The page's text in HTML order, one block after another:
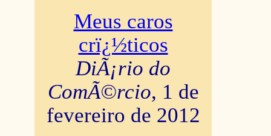
Meus caros
crï¿½ticos
DiÃ¡rio do
ComÃ©rcio, 1 de
fevereiro de 2012